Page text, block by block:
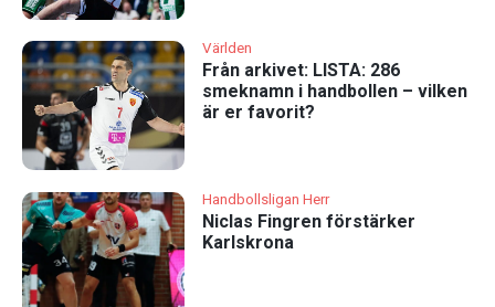
Världen
Från arkivet: LISTA: 286
smeknamn i handbollen – vilken
är er favorit?
Handbollsligan Herr
Niclas Fingren förstärker
Karlskrona